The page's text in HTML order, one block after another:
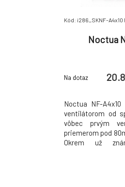
Kód: i286_SKNF-A4x10
Noctua
Na dotaz
Noctua NF-
ventilátorom od
vôbec prvým
priemerom pod
Okrem už